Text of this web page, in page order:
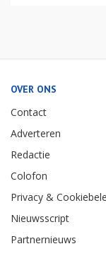
OVER ONS
Contact
Adverteren
Redactie
Colofon
Privacy &
Nieuwsscript
Partnernieuws